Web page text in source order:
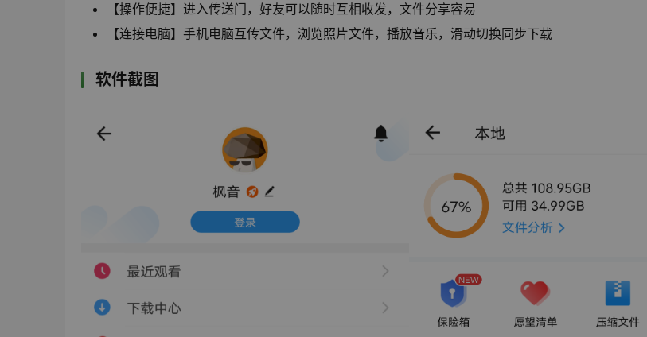
【操作便捷】进入传送门，好友可以随时互相收发，文件分享容易
【连接电脑】手机电脑互传文件，浏览照片文件，播放音乐，滑动切换同步下载
软件截图